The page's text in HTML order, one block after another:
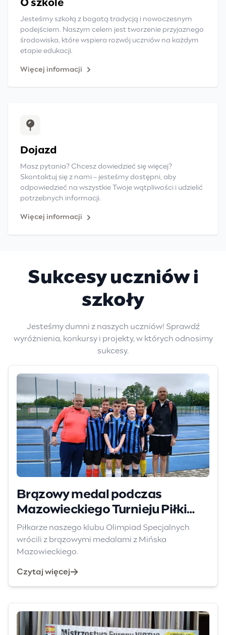
O szkole
Jesteśmy szkołą z bogatą tradycją i nowoczesnym
podejściem. Naszym celem jest tworzenie przyjaznego
środowiska, które wspiera rozwój uczniów na każdym
etapie edukacji.
Więcej informacji
Dojazd
Masz pytania? Chcesz dowiedzieć się więcej?
Skontaktuj się z nami – jesteśmy dostępni, aby
odpowiedzieć na wszystkie Twoje wątpliwości i udzielić
potrzebnych informacji.
Więcej informacji
Sukcesy uczniów i
szkoły
Jesteśmy dumni z naszych uczniów! Sprawdź
wyróżnienia, konkursy i projekty, w których odnosimy
sukcesy.
Brązowy medal podczas
Mazowieckiego Turnieju Piłki
Nożnej Olimpiad Specjalnych
Ignaców- Mińsk Mazowiecki
2026.
Piłkarze naszego klubu Olimpiad Specjalnych
wrócili z brązowymi medalami z Mińska
Mazowieckiego.
Czytaj więcej